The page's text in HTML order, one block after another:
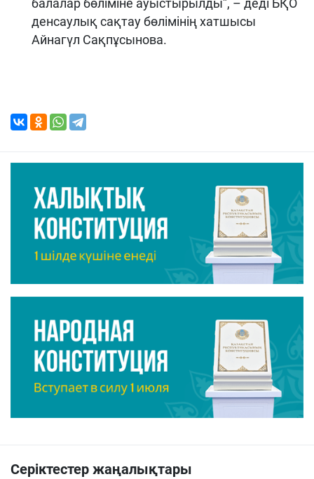
балалар бөліміне ауыстырылды”, – деді БҚО
денсаулық сақтау бөлімінің хатшысы
Айнагүл Сақпұсынова.
Серіктестер жаңалықтары